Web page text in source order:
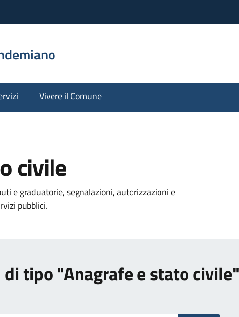
Vivere il Comune
civile
e graduatorie, segnalazioni, autorizzazioni e
pubblici.
tipo "Anagrafe e stato civile"